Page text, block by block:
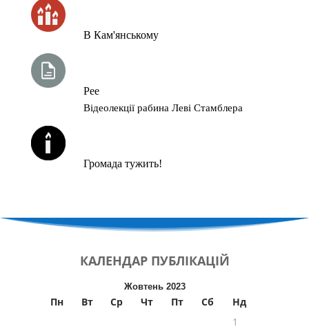
В Кам'янському
Рее
Відеолекції рабина Леві Стамблера
Громада тужить!
КАЛЕНДАР ПУБЛІКАЦІЙ
Жовтень 2023
Пн Вт Ср Чт Пт Сб
Нд
1